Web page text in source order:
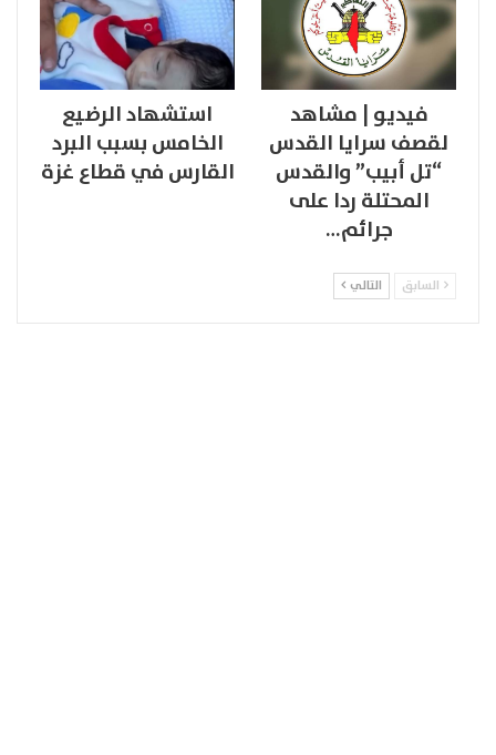
فيديو | مشاهد
لقصف سرايا القدس
“تل أبيب” والقدس
المحتلة ردا على
جرائم…
استشهاد الرضيع
الخامس بسبب البرد
القارس في قطاع غزة
السابق التالي